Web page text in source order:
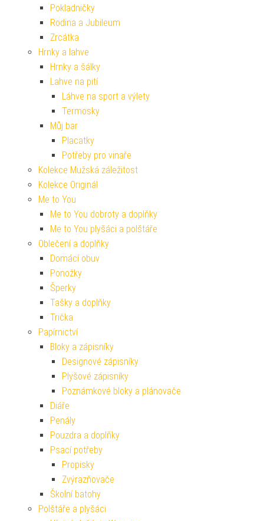
Pokladničky
Rodina a Jubileum
Zrcátka
Hrnky a lahve
Hrnky a šálky
Lahve na pití
Láhve na sport a výlety
Termosky
Můj bar
Placatky
Potřeby pro vinaře
Kolekce Mužská záležitost
Kolekce Originál
Me to You
Me to You dobroty a doplňky
Me to You plyšáci a polštáře
Oblečení a doplňky
Domácí obuv
Ponožky
Šperky
Tašky a doplňky
Trička
Papírnictví
Bloky a zápisníky
Designové zápisníky
Plyšové zápisníky
Poznámkové bloky a plánovače
Diáře
Penály
Pouzdra a doplňky
Psací potřeby
Propisky
Zvýrazňovače
Školní batohy
Polštáře a plyšáci